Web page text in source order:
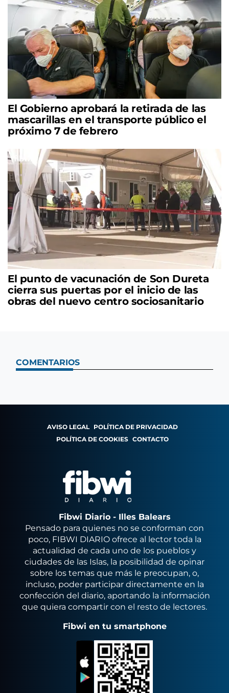
El Gobierno aprobará la retirada de las
mascarillas en el transporte público el
próximo 7 de febrero
El punto de vacunación de Son Dureta
cierra sus puertas por el inicio de las
obras del nuevo centro sociosanitario
COMENTARIOS
AVISO LEGAL POLÍTICA DE PRIVACIDAD
POLÍTICA DE COOKIES CONTACTO
Fibwi Diario - Illes Balears
Pensado para quienes no se conforman con
poco, FIBWI DIARIO ofrece al lector toda la
actualidad de cada uno de los pueblos y
ciudades de las Islas, la posibilidad de opinar
sobre los temas que más le preocupan, o,
incluso, poder participar directamente en la
confección del diario, aportando la información
que quiera compartir con el resto de lectores.
Fibwi en tu smartphone